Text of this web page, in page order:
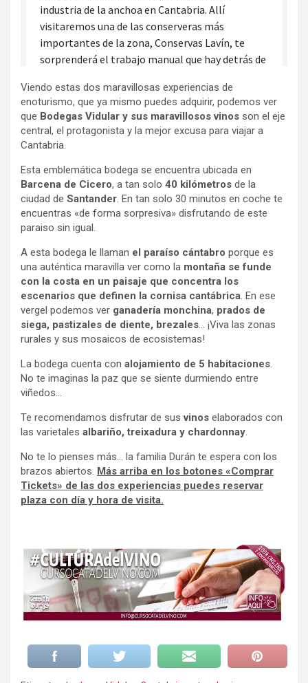
Viendo estas dos maravillosas experiencias de
enoturismo, que ya mismo puedes adquirir, podemos ver
que Bodegas Vidular y sus maravillosos vinos son el eje
central, el protagonista y la mejor excusa para viajar a
Cantabria.
Esta emblemática bodega se encuentra ubicada en
Barcena de Cicero, a tan solo 40 kilómetros de la
ciudad de Santander. En tan solo 30 minutos en coche te
encuentras «de forma sorpresiva» disfrutando de este
paraiso sin igual.
A esta bodega le llaman el paraíso cántabro porque es
una auténtica maravilla ver como la montaña se funde
con la costa en un paisaje que concentra los
escenarios que definen la cornisa cantábrica. En ese
vergel podemos ver ganadería monchina, prados de
siega, pastizales de diente, brezales… ¡Viva las zonas
rurales y sus mosaicos de ecosistemas!
La bodega cuenta con alojamiento de 5 habitaciones.
No te imaginas la paz que se siente durmiendo entre
viñedos…
Te recomendamos disfrutar de susvinos elaborados con
las varietales albariño, treixadura y chardonnay.
No te lo pienses más… la familia Durán te espera con los
brazos abiertos. Más arriba en los botones «Comprar
Tickets» de las dos experiencias puedes reservar
plaza con día y hora de visita.